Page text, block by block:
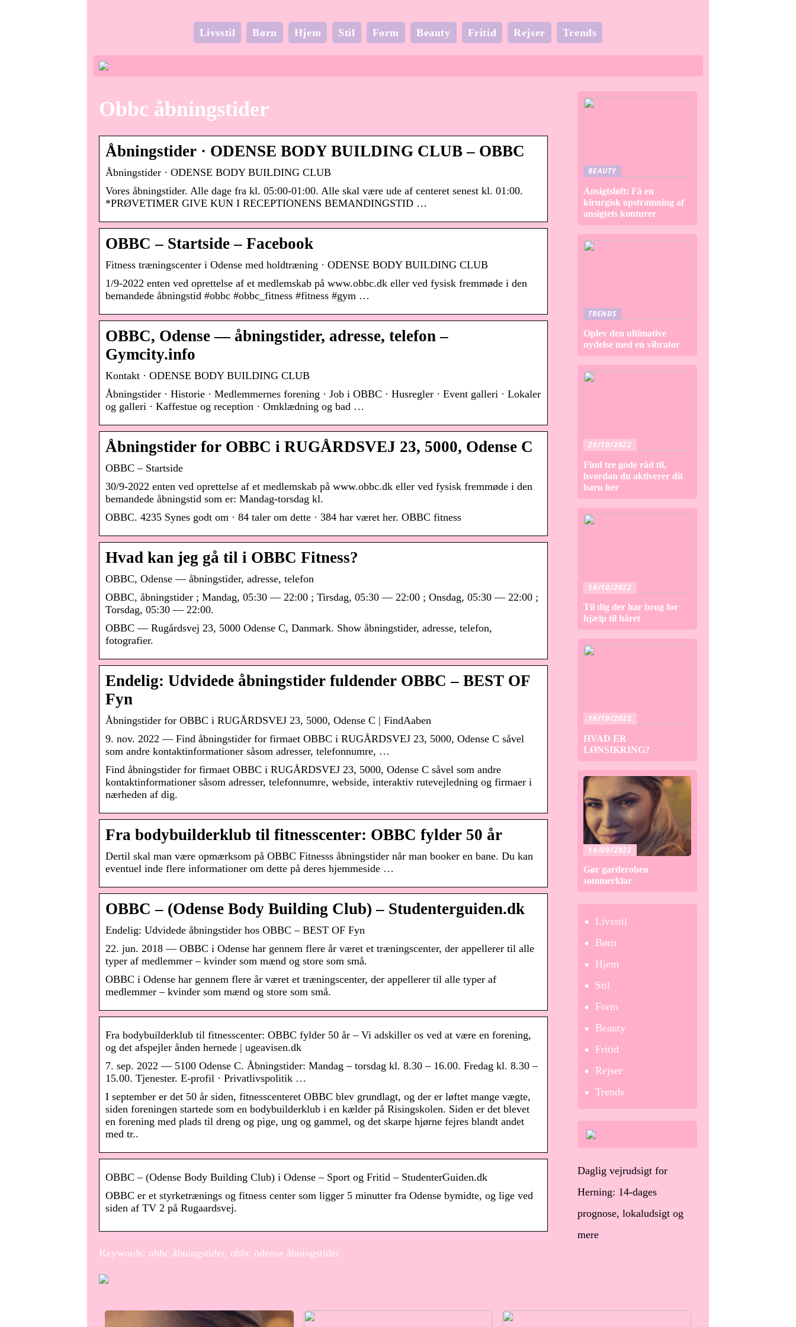
Livsstil Børn Hjem Stil Form Beauty Fritid Rejser Trends
Obbc åbningstider
Åbningstider · ODENSE BODY BUILDING CLUB – OBBC
Åbningstider · ODENSE BODY BUILDING CLUB
Vores åbningstider. Alle dage fra kl. 05:00-01:00. Alle skal være ude af centeret senest kl. 01:00.
*PRØVETIMER GIVE KUN I RECEPTIONENS BEMANDINGSTID …
OBBC – Startside – Facebook
Fitness træningscenter i Odense med holdtræning · ODENSE BODY BUILDING CLUB
1/9-2022 enten ved oprettelse af et medlemskab på www.obbc.dk eller ved fysisk fremmøde i den
bemandede åbningstid #obbc #obbc_fitness #fitness #gym …
OBBC, Odense — åbningstider, adresse, telefon –
Gymcity.info
Kontakt · ODENSE BODY BUILDING CLUB
Åbningstider · Historie · Medlemmernes forening · Job i OBBC · Husregler · Event galleri · Lokaler
og galleri · Kaffestue og reception · Omklædning og bad …
Åbningstider for OBBC i RUGÅRDSVEJ 23, 5000, Odense C
OBBC – Startside
30/9-2022 enten ved oprettelse af et medlemskab på www.obbc.dk eller ved fysisk fremmøde i den
bemandede åbningstid som er: Mandag-torsdag kl.
OBBC. 4235 Synes godt om · 84 taler om dette · 384 har været her. OBBC fitness
Hvad kan jeg gå til i OBBC Fitness?
OBBC, Odense — åbningstider, adresse, telefon
OBBC, åbningstider ; Mandag, 05:30 — 22:00 ; Tirsdag, 05:30 — 22:00 ; Onsdag, 05:30 — 22:00 ;
Torsdag, 05:30 — 22:00.
OBBC — Rugårdsvej 23, 5000 Odense C, Danmark. Show åbningstider, adresse, telefon,
fotografier.
Endelig: Udvidede åbningstider fuldender OBBC – BEST OF
Fyn
Åbningstider for OBBC i RUGÅRDSVEJ 23, 5000, Odense C | FindAaben
9. nov. 2022 — Find åbningstider for firmaet OBBC i RUGÅRDSVEJ 23, 5000, Odense C såvel
som andre kontaktinformationer såsom adresser, telefonnumre, …
Find åbningstider for firmaet OBBC i RUGÅRDSVEJ 23, 5000, Odense C såvel som andre
kontaktinformationer såsom adresser, telefonnumre, webside, interaktiv rutevejledning og firmaer i
nærheden af dig.
Fra bodybuilderklub til fitnesscenter: OBBC fylder 50 år
Dertil skal man være opmærksom på OBBC Fitnesss åbningstider når man booker en bane. Du kan
eventuel inde flere informationer om dette på deres hjemmeside …
OBBC – (Odense Body Building Club) – Studenterguiden.dk
Endelig: Udvidede åbningstider hos OBBC – BEST OF Fyn
22. jun. 2018 — OBBC i Odense har gennem flere år været et træningscenter, der appellerer til alle
typer af medlemmer – kvinder som mænd og store som små.
OBBC i Odense har gennem flere år været et træningscenter, der appellerer til alle typer af
medlemmer – kvinder som mænd og store som små.
Fra bodybuilderklub til fitnesscenter: OBBC fylder 50 år – Vi adskiller os ved at være en forening,
og det afspejler ånden hernede | ugeavisen.dk
7. sep. 2022 — 5100 Odense C. Åbningstider: Mandag – torsdag kl. 8.30 – 16.00. Fredag kl. 8.30 –
15.00. Tjenester. E-profil · Privatlivspolitik …
I september er det 50 år siden, fitnesscenteret OBBC blev grundlagt, og der er løftet mange vægte,
siden foreningen startede som en bodybuilderklub i en kælder på Risingskolen. Siden er det blevet
en forening med plads til dreng og pige, ung og gammel, og det skarpe hjørne fejres blandt andet
med tr..
OBBC – (Odense Body Building Club) i Odense – Sport og Fritid – StudenterGuiden.dk
OBBC er et styrketrænings og fitness center som ligger 5 minutter fra Odense bymidte, og lige ved
siden af TV 2 på Rugaardsvej.
Keywords: obbc åbningstider, obbc odense åbningstider
BEAUTY
Ansigtsløft: Få en
kirurgisk opstramning af
ansigtets konturer
TRENDS
Oplev den ultimative
nydelse med en vibrator
20/10/2022
Find tre gode råd til,
hvordan du aktiverer dit
barn her
18/10/2022
Til dig der har brug for
hjælp til håret
16/10/2022
HVAD ER
LØNSIKRING?
14/09/2022
Gør garderoben
sommerklar
Livsstil
Børn
Hjem
Stil
Form
Beauty
Fritid
Rejser
Trends
Daglig vejrudsigt for
Herning: 14-dages
prognose, lokaludsigt og
mere